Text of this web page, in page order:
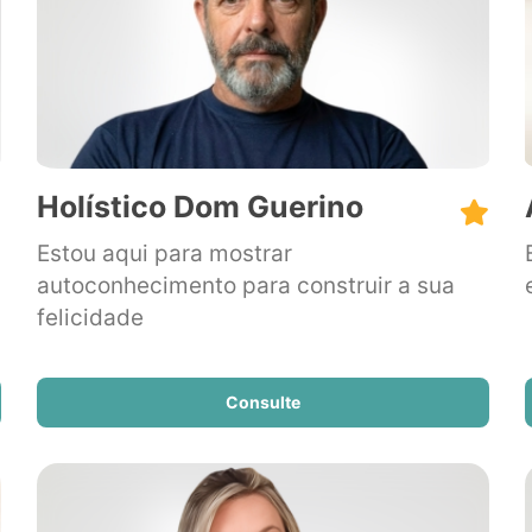
Holístico Dom Guerino
Estou aqui para mostrar
autoconhecimento para construir a sua
felicidade
Consulte